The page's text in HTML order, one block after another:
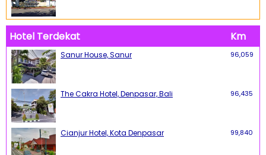
Hotel Terdekat Km
Sanur House, Sanur 96,059
The Cakra Hotel, Denpasar, Bali 96,435
Cianjur Hotel, Kota Denpasar 99,840